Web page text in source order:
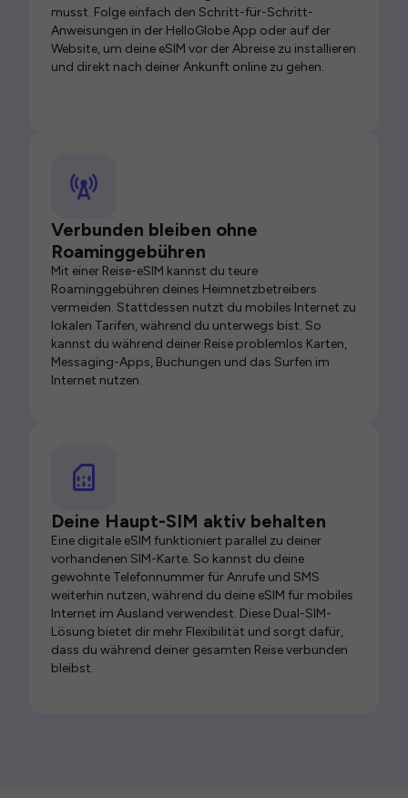
musst. Folge einfach den Schritt-für-Schritt-
Anweisungen in der HelloGlobe App oder auf der
Website, um deine eSIM vor der Abreise zu installieren
und direkt nach deiner Ankunft online zu gehen.
Verbunden bleiben ohne
Roaminggebühren
Mit einer Reise-eSIM kannst du teure
Roaminggebühren deines Heimnetzbetreibers
vermeiden. Stattdessen nutzt du mobiles Internet zu
lokalen Tarifen, während du unterwegs bist. So
kannst du während deiner Reise problemlos Karten,
Messaging-Apps, Buchungen und das Surfen im
Internet nutzen.
Deine Haupt-SIM aktiv behalten
Eine digitale eSIM funktioniert parallel zu deiner
vorhandenen SIM-Karte. So kannst du deine
gewohnte Telefonnummer für Anrufe und SMS
weiterhin nutzen, während du deine eSIM für mobiles
Internet im Ausland verwendest. Diese Dual-SIM-
Lösung bietet dir mehr Flexibilität und sorgt dafür,
dass du während deiner gesamten Reise verbunden
bleibst.